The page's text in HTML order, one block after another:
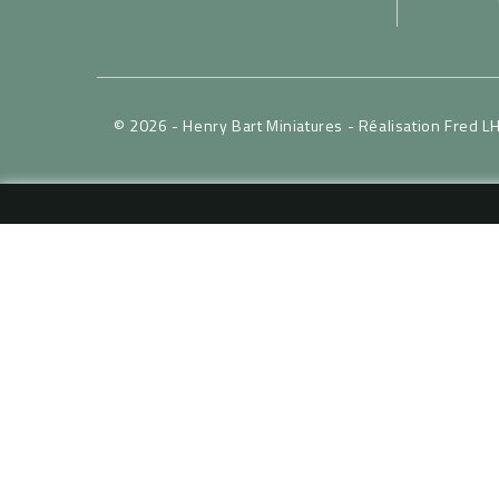
© 2026 - Henry Bart Miniatures - Réalisation Fred